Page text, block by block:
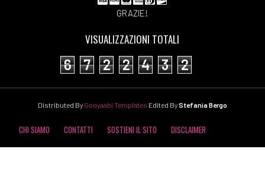
GRAZIE!
VISUALIZZAZIONI TOTALI
6 7 2 2 4 3 2
Distributed By Gooyaabi Templates Edited ByStefania Bergo
CHI SIAMO CONTATTI SOSTIENI IL SITO DISCLAIMER